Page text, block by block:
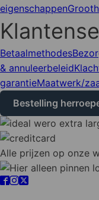
eigenschappen
Betaalmethodes
& annuleerbeleid
garantieMaatwerk/
Bestelling
Alle prijzen op onze